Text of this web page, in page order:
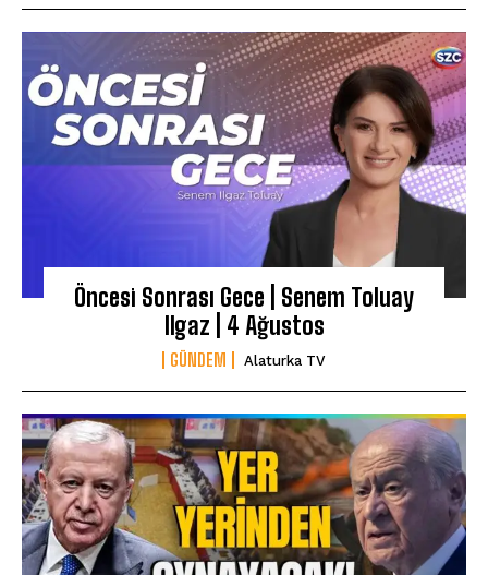
Öncesi Sonrası Gece | Senem Toluay
Ilgaz | 4 Ağustos
GÜNDEM Alaturka TV